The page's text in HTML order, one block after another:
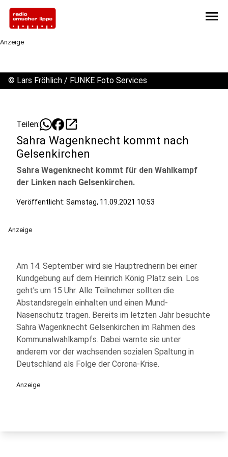
menu
Anzeige
© Lars Fröhlich / FUNKE Foto Services
Teilen: open_in_new
Sahra Wagenknecht kommt nach
Gelsenkirchen
Sahra Wagenknecht kommt für den Wahlkampf
der Linken nach Gelsenkirchen.
Veröffentlicht: Samstag, 11.09.2021 10:53
Anzeige
Am 14. September wird sie Hauptrednerin bei einer
Kundgebung auf dem Heinrich König Platz sein. Los
geht's um 15 Uhr. Alle Teilnehmer sollten die
Abstandsregeln einhalten und einen Mund-
Nasenschutz tragen. Bereits im letzten Jahr besuchte
Sahra Wagenknecht Gelsenkirchen im Rahmen des
Kommunalwahlkampfs. Dabei warnte sie unter
anderem vor der wachsenden sozialen Spaltung in
Deutschland als Folge der Corona-Krise.
Anzeige